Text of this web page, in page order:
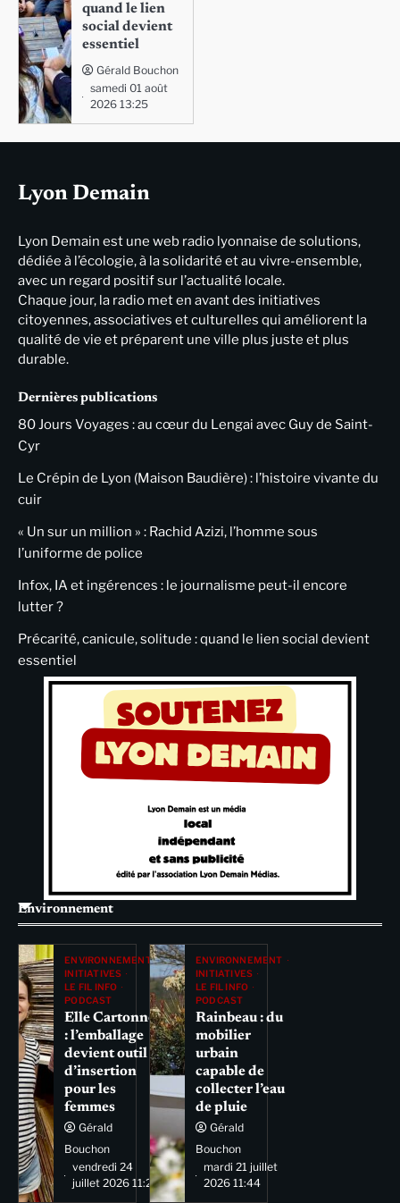
quand le lien
social devient
essentiel
Gérald Bouchon
samedi 01 août
2026 13:25
Lyon Demain
Lyon Demain est une web radio lyonnaise de solutions,
dédiée à l’écologie, à la solidarité et au vivre-ensemble,
avec un regard positif sur l’actualité locale.
Chaque jour, la radio met en avant des initiatives
citoyennes, associatives et culturelles qui améliorent la
qualité de vie et préparent une ville plus juste et plus
durable.
Dernières publications
80 Jours Voyages : au cœur du Lengai avec Guy de Saint-
Cyr
Le Crépin de Lyon (Maison Baudière) : l’histoire vivante du
cuir
« Un sur un million » : Rachid Azizi, l’homme sous
l’uniforme de police
Infox, IA et ingérences : le journalisme peut-il encore
lutter ?
Précarité, canicule, solitude : quand le lien social devient
essentiel
Environnement
ENVIRONNEMENT
INITIATIVES
LE FIL INFO
PODCAST
Elle Cartonne
: l’emballage
devient outil
d’insertion
pour les
femmes
Gérald
Bouchon
vendredi 24
juillet 2026 11:29
ENVIRONNEMENT
INITIATIVES
LE FIL INFO
PODCAST
Rainbeau : du
mobilier
urbain
capable de
collecter l’eau
de pluie
Gérald
Bouchon
mardi 21 juillet
2026 11:44